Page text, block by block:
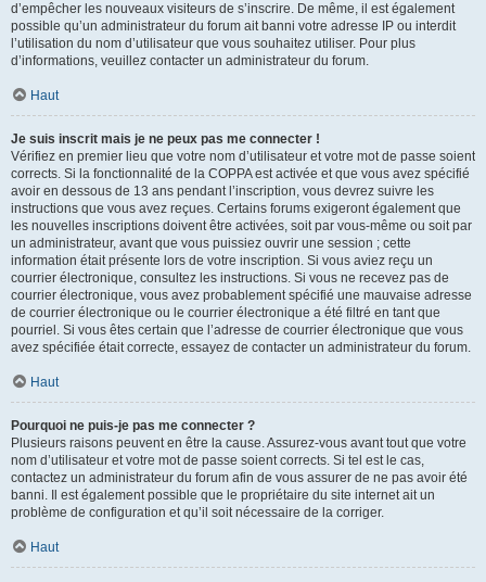
d’empêcher les nouveaux visiteurs de s’inscrire. De même, il est également
possible qu’un administrateur du forum ait banni votre adresse IP ou interdit
l’utilisation du nom d’utilisateur que vous souhaitez utiliser. Pour plus
d’informations, veuillez contacter un administrateur du forum.
Haut
Je suis inscrit mais je ne peux pas me connecter !
Vérifiez en premier lieu que votre nom d’utilisateur et votre mot de passe soient
corrects. Si la fonctionnalité de la COPPA est activée et que vous avez spécifié
avoir en dessous de 13 ans pendant l’inscription, vous devrez suivre les
instructions que vous avez reçues. Certains forums exigeront également que
les nouvelles inscriptions doivent être activées, soit par vous-même ou soit par
un administrateur, avant que vous puissiez ouvrir une session ; cette
information était présente lors de votre inscription. Si vous aviez reçu un
courrier électronique, consultez les instructions. Si vous ne recevez pas de
courrier électronique, vous avez probablement spécifié une mauvaise adresse
de courrier électronique ou le courrier électronique a été filtré en tant que
pourriel. Si vous êtes certain que l’adresse de courrier électronique que vous
avez spécifiée était correcte, essayez de contacter un administrateur du forum.
Haut
Pourquoi ne puis-je pas me connecter ?
Plusieurs raisons peuvent en être la cause. Assurez-vous avant tout que votre
nom d’utilisateur et votre mot de passe soient corrects. Si tel est le cas,
contactez un administrateur du forum afin de vous assurer de ne pas avoir été
banni. Il est également possible que le propriétaire du site internet ait un
problème de configuration et qu’il soit nécessaire de la corriger.
Haut